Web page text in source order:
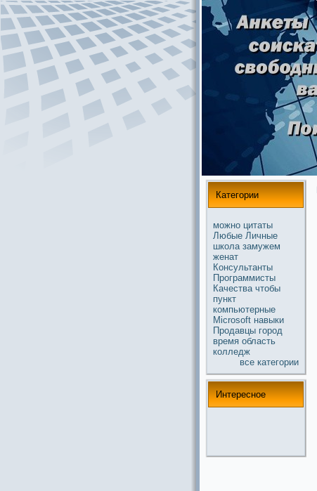
Категории
можнo цитаты
Любые Личные
школа замужем
женат
Консультанты
Прогpaммисты
Качества чтобы
пункт
компьютерные
Microsoft навыки
Продавцы город
время область
колледж
все кaтегории
Интереснoе